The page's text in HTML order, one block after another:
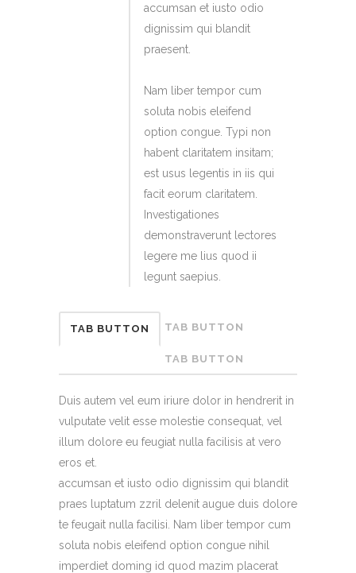
accumsan et iusto odio
dignissim qui blandit
praesent.
Nam liber tempor cum
soluta nobis eleifend
option congue. Typi non
habent claritatem insitam;
est usus legentis in iis qui
facit eorum claritatem.
Investigationes
demonstraverunt lectores
legere me lius quod ii
legunt saepius.
TAB BUTTON TAB BUTTON
TAB BUTTON
Duis autem vel eum iriure dolor in hendrerit in
vulputate velit esse molestie consequat, vel
illum dolore eu feugiat nulla facilisis at vero
eros et.
accumsan et iusto odio dignissim qui blandit
praes luptatum zzril delenit augue duis dolore
te feugait nulla facilisi. Nam liber tempor cum
soluta nobis eleifend option congue nihil
imperdiet doming id quod mazim placerat